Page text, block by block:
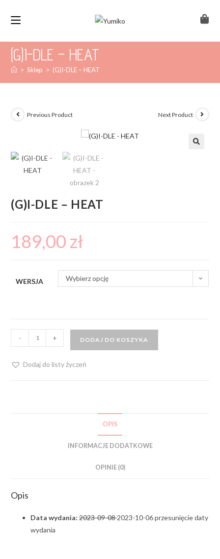
(G)I-DLE – HEAT
> Sklep > (G)I-DLE – HEAT
Previous Product Next Product
(G)I-DLE – HEAT
189,00 zł
WERSJA Wybierz opcję
- + DODAJ DO KOSZYKA
Dodaj do listy życzeń
OPIS
INFORMACJE DODATKOWE
OPINIE (0)
Opis
Data wydania:2023-09-082023-10-06 przesunięcie daty
wydania